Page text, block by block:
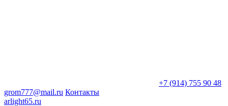
+7 (914) 755 90 48
grom777@mail.ru Контакты
arlight65.ru